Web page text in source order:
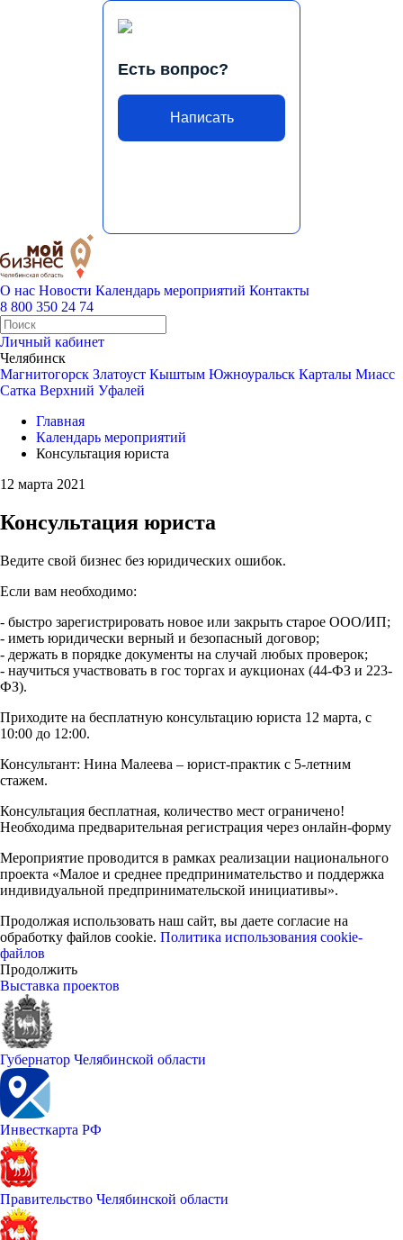
Есть вопрос?
Написать
О нас Новости Календарь мероприятий Контакты
8 800 350 24 74
Личный кабинет
Челябинск
Магнитогорск Златоуст Кыштым Южноуральск Карталы Миасс
Сатка Верхний Уфалей
Главная
Календарь мероприятий
Консультация юриста
12 марта 2021
Консультация юриста
Ведите свой бизнес без юридических ошибок.
Если вам необходимо:
- быстро зарегистрировать новое или закрыть старое ООО/ИП;
- иметь юридически верный и безопасный договор;
- держать в порядке документы на случай любых проверок;
- научиться участвовать в гос торгах и аукционах (44-ФЗ и 223-
ФЗ).
Приходите на бесплатную консультацию юриста 12 марта, с
10:00 до 12:00.
Консультант: Нина Малеева – юрист-практик с 5-летним
стажем.
Консультация бесплатная, количество мест ограничено!
Необходима предварительная регистрация через онлайн-форму
Мероприятие проводится в рамках реализации национального
проекта «Малое и среднее предпринимательство и поддержка
индивидуальной предпринимательской инициативы».
Продолжая использовать наш сайт, вы даете согласие на
обработку файлов cookie. Политика использования cookie-
файлов
Продолжить
Выставка проектов
Губернатор Челябинской области
Инвесткарта РФ
Правительство Челябинской области